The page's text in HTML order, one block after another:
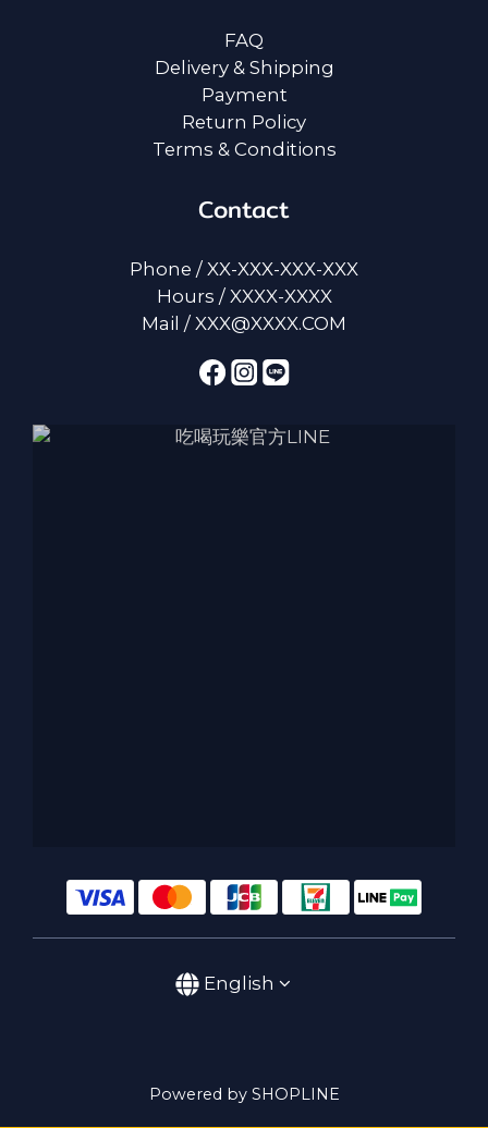
FAQ
Delivery & Shipping
Payment
Return Policy
Terms & Conditions
Contact
Phone / XX-XXX-XXX-XXX
Hours / XXXX-XXXX
Mail / XXX@XXXX.COM
English
Powered by SHOPLINE